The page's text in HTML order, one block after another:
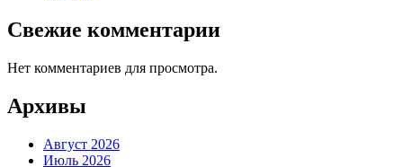
Свежие комментарии
Нет комментариев для просмотра.
Архивы
Август 2026
Июль 2026